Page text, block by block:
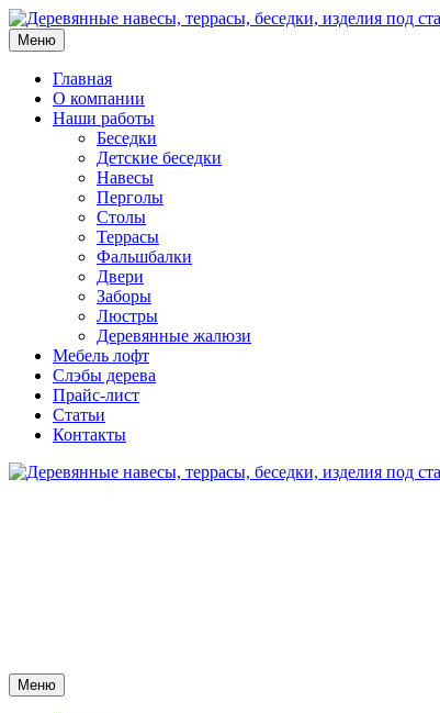
Меню
Главная
О компании
Наши работы
Беседки
Детские беседки
Навесы
Перголы
Столы
Террасы
Фальшбалки
Двери
Заборы
Люстры
Деревянные жалюзи
Мебель лофт
Слэбы дерева
Прайс-лист
Статьи
Контакты
Меню